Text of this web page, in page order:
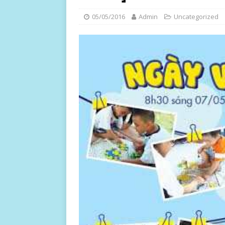
05/05/2016 Admin Uncategorized